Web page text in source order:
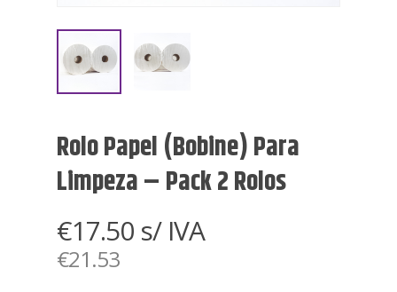
Rolo Papel (bobine) Para
Limpeza – Pack 2 Rolos
€17.50 s/ IVA
€21.53